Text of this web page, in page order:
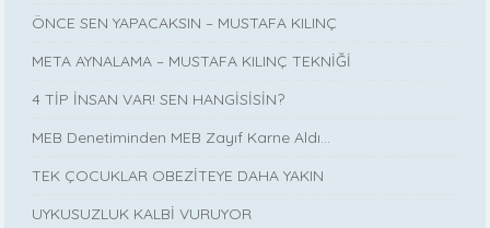
ÖNCE SEN YAPACAKSIN – MUSTAFA KILINÇ
META AYNALAMA – MUSTAFA KILINÇ TEKNİĞİ
4 TİP İNSAN VAR! SEN HANGİSİSİN?
MEB Denetiminden MEB Zayıf Karne Aldı…
TEK ÇOCUKLAR OBEZİTEYE DAHA YAKIN
UYKUSUZLUK KALBİ VURUYOR